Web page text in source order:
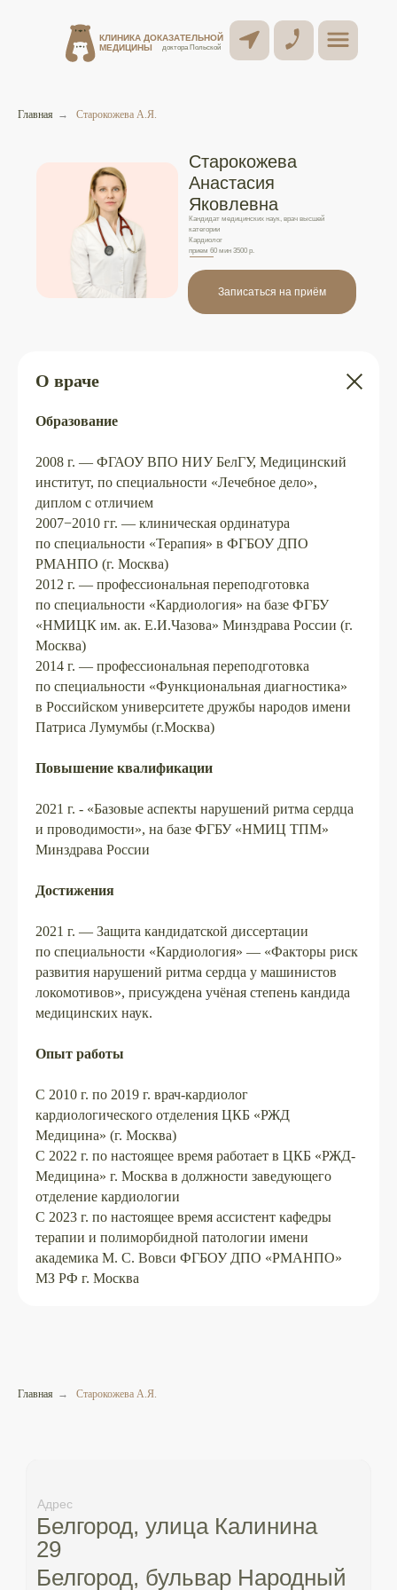
доктора Польской
КЛИНИКА ДОКАЗАТЕЛЬНОЙ
МЕДИЦИНЫ
доктора Польской
КЛИНИКА ДОКАЗАТЕЛЬНОЙ
МЕДИЦИНЫ
Главная → Старокожева А.Я.
Записаться на приём
Старокожева
Анастасия
Яковлевна
Кандидат медицинских наук, врач высшей
категории
Кардиолог
прием 60 мин 3500 р.
О враче
Образование
2008 г. — ФГАОУ ВПО НИУ БелГУ, Медицинский
институт, по специальности «Лечебное дело»,
диплом с отличием
2007−2010 гг. — клиническая ординатура
по специальности «Терапия» в ФГБОУ ДПО
РМАНПО (г. Москва)
2012 г. — профессиональная переподготовка
по специальности «Кардиология» на базе ФГБУ
«НМИЦК им. ак. Е.И.Чазова» Минздрава России (г.
Москва)
2014 г. — профессиональная переподготовка
по специальности «Функциональная диагностика»
в Российском университете дружбы народов имени
Патриса Лумумбы (г.Москва)
Повышение квалификации
2021 г. - «Базовые аспекты нарушений ритма сердца
и проводимости», на базе ФГБУ «НМИЦ ТПМ»
Минздрава России
Достижения
2021 г. — Защита кандидатской диссертации
по специальности «Кардиология» — «Факторы риск
развития нарушений ритма сердца у машинистов
локомотивов», присуждена учёная степень кандида
медицинских наук.
Опыт работы
С 2010 г. по 2019 г. врач-кардиолог
кардиологического отделения ЦКБ «РЖД
Медицина» (г. Москва)
С 2022 г. по настоящее время работает в ЦКБ «РЖД-
Медицина» г. Москва в должности заведующего
отделение кардиологии
С 2023 г. по настоящее время ассистент кафедры
терапии и полиморбидной патологии имени
академика М. С. Вовси ФГБОУ ДПО «РМАНПО»
МЗ РФ г. Москва
Главная → Старокожева А.Я.
Адрес
Белгород, улица Калинина
29
Белгород, бульвар Народный